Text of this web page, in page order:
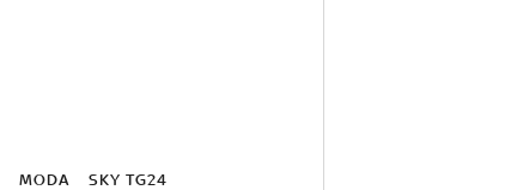
MODA SKY TG24